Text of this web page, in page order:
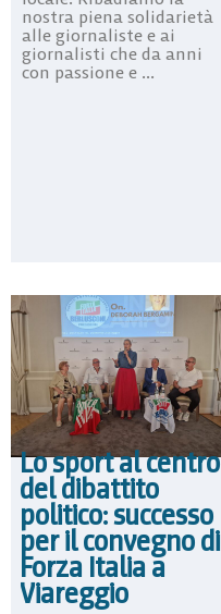
nostra piena solidarietà
alle giornaliste e ai
giornalisti che da anni
con passione e ...
Lo sport al centro
del dibattito
politico: successo
per il convegno di
Forza Italia a
Viareggio